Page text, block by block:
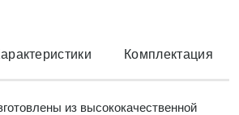
Комплектация
из высококачественной